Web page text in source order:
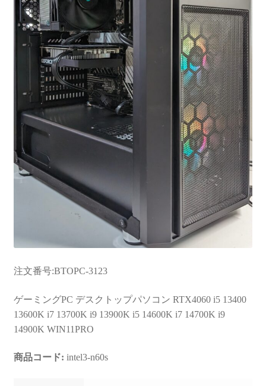
注文番号:BTOPC-3123
ゲーミングPC デスクトップパソコン RTX4060 i5 13400
13600K i7 13700K i9 13900K i5 14600K i7 14700K i9
14900K WIN11PRO
商品コード: intel3-n60s